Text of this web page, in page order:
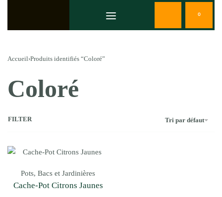
0
Accueil›Produits identifiés “Coloré”
Coloré
Tri par défaut
FILTER
Pots, Bacs et Jardinières
Cache-Pot Citrons Jaunes